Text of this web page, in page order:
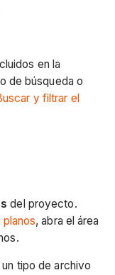
en la
de búsqueda o
y filtrar el
del proyecto.
, abra el área
tipo de archivo